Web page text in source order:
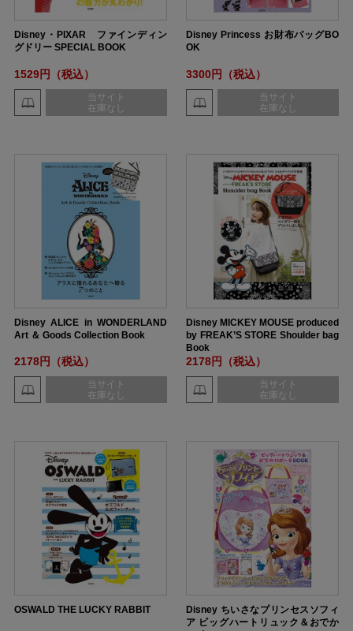
Disney・PIXAR ファインディン
グドリー SPECIAL BOOK
1529円（税込）
当サイト
在庫なし
Disney Princess お財布バッグBO
OK
3300円（税込）
当サイト
在庫なし
Disney ALICE in WONDERLAND
Art ＆ Goods Collection Book
2178円（税込）
当サイト
在庫なし
Disney MICKEY MOUSE produced
by FREAK’S STORE Shoulder bag
Book
2178円（税込）
当サイト
在庫なし
OSWALD THE LUCKY RABBIT
Disney ちいさなプリンセスソフィ
ア ビッグハートリュック＆おでか